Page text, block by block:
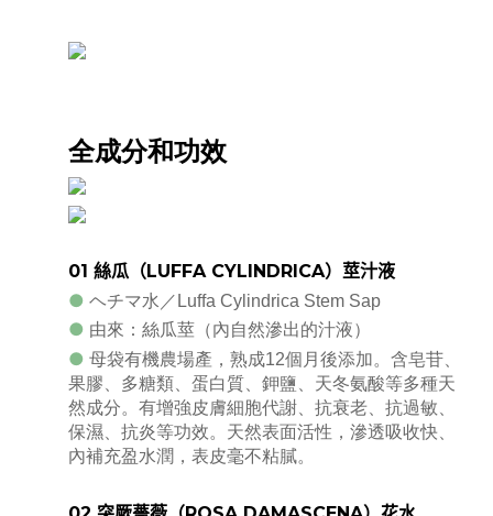
全成分和功效
01 絲瓜（ LUFFA CYLINDRICA）莖汁液
● ヘチマ水／Luffa Cylindrica Stem Sap
● 由來：絲瓜莖（內自然滲出的汁液）
● 母袋有機農場產，熟成12個月後添加。含皂苷、
果膠、多糖類、蛋白質、鉀鹽、天冬氨酸等多種天
然成分。有增強皮膚細胞代謝、抗衰老、抗過敏、
保濕、抗炎等功效。天然表面活性，滲透吸收快、
內補充盈水潤，表皮毫不粘膩。